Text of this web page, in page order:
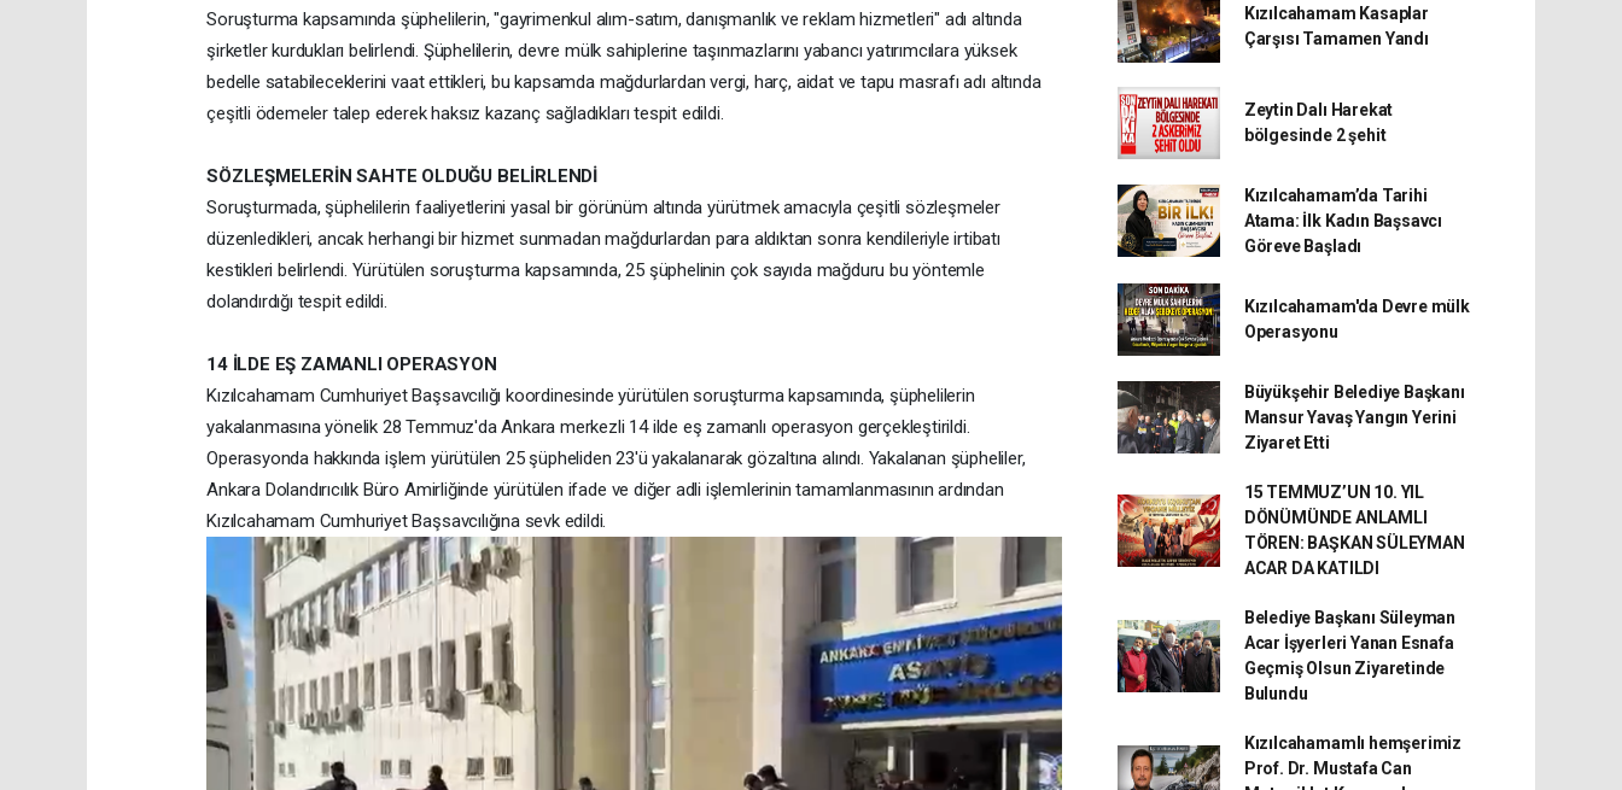
Soruşturma kapsamında şüphelilerin, "gayrimenkul alım-satım, danışmanlık ve reklam hizmetleri" adı altında
şirketler kurdukları belirlendi. Şüphelilerin, devre mülk sahiplerine taşınmazlarını yabancı yatırımcılara yüksek
bedelle satabileceklerini vaat ettikleri, bu kapsamda mağdurlardan vergi, harç, aidat ve tapu masrafı adı altında
çeşitli ödemeler talep ederek haksız kazanç sağladıkları tespit edildi.
SÖZLEŞMELERİN SAHTE OLDUĞU BELİRLENDİ
Soruşturmada, şüphelilerin faaliyetlerini yasal bir görünüm altında yürütmek amacıyla çeşitli sözleşmeler
düzenledikleri, ancak herhangi bir hizmet sunmadan mağdurlardan para aldıktan sonra kendileriyle irtibatı
kestikleri belirlendi. Yürütülen soruşturma kapsamında, 25 şüphelinin çok sayıda mağduru bu yöntemle
dolandırdığı tespit edildi.
14 İLDE EŞ ZAMANLI OPERASYON
Kızılcahamam Cumhuriyet Başsavcılığı koordinesinde yürütülen soruşturma kapsamında, şüphelilerin
yakalanmasına yönelik 28 Temmuz'da Ankara merkezli 14 ilde eş zamanlı operasyon gerçekleştirildi.
Operasyonda hakkında işlem yürütülen 25 şüpheliden 23'ü yakalanarak gözaltına alındı. Yakalanan şüpheliler,
Ankara Dolandırıcılık Büro Amirliğinde yürütülen ifade ve diğer adli işlemlerinin tamamlanmasının ardından
Kızılcahamam Cumhuriyet Başsavcılığına sevk edildi.
Kızılcahamam Kasaplar
Çarşısı Tamamen Yandı
Zeytin Dalı Harekat
bölgesinde 2 şehit
Kızılcahamam’da Tarihi
Atama: İlk Kadın Başsavcı
Göreve Başladı
Kızılcahamam'da Devre mülk
Operasyonu
Büyükşehir Belediye Başkanı
Mansur Yavaş Yangın Yerini
Ziyaret Etti
15 TEMMUZ’UN 10. YIL
DÖNÜMÜNDE ANLAMLI
TÖREN: BAŞKAN SÜLEYMAN
ACAR DA KATILDI
Belediye Başkanı Süleyman
Acar İşyerleri Yanan Esnafa
Geçmiş Olsun Ziyaretinde
Bulundu
Kızılcahamamlı hemşerimiz
Prof. Dr. Mustafa Can